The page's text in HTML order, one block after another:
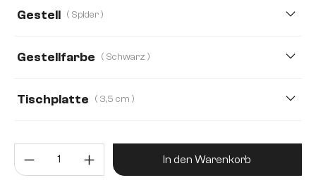
300 cm
Gestell ( Spider )
Gestellfarbe ( Schwarz )
Tischplatte ( 3,5 cm )
Produkt Anzahl: Gib den
In den Warenkorb